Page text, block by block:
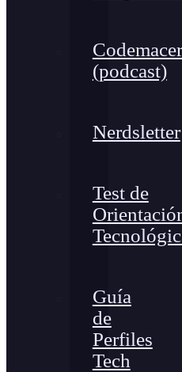
(podcast)
Nerdsletter
Test de
Guía
de
Perfiles
Tech